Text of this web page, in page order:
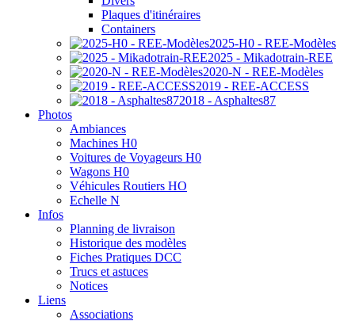
Plaques d'itinéraires
Containers
2025-H0 - REE-Modèles
2025 - Mikadotrain-REE
2020-N - REE-Modèles
2019 - REE-ACCESS
2018 - Asphaltes87
Photos
Ambiances
Machines H0
Voitures de Voyageurs H0
Wagons H0
Véhicules Routiers HO
Echelle N
Infos
Planning de livraison
Historique des modèles
Fiches Pratiques DCC
Trucs et astuces
Notices
Liens
Associations